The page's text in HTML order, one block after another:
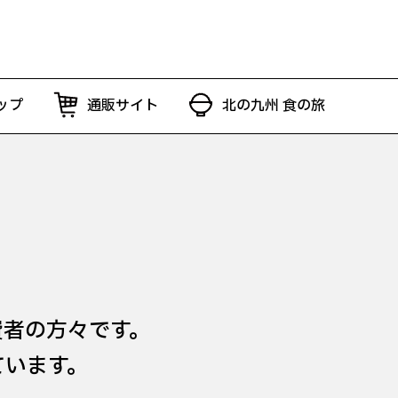
プ 通販サイト 北の九州 食の旅
の方々です。
ます。